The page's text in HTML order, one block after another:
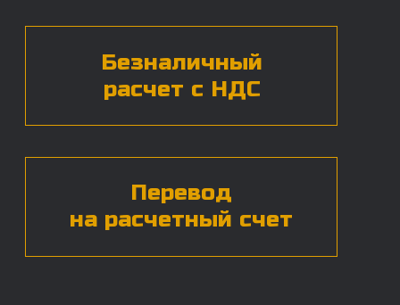
ЧАСТЫЕ ВОПРОСЫ